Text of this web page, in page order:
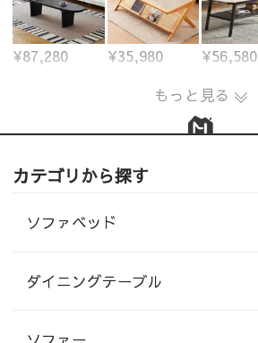
¥87,280 ¥35,980 ¥56,580
もっと見る
カテゴリから探す
ソファベッド
ダイニングテーブル